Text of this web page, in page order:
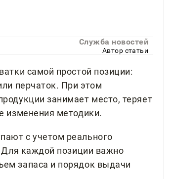
Служба новостей
Автор статьи
самой простой позиции:
перчаток. При этом
занимает место, теряет
изменения методики.
с учетом реального
Для каждой позиции важно
запаса и порядок выдачи